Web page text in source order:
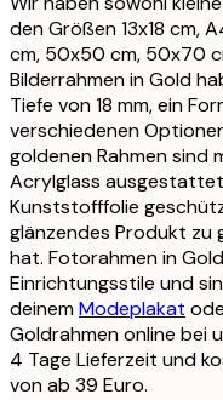
den Größen 13x18 cm,
cm, 50x50 cm, 50x70
Bilderrahmen in Gold
Tiefe von 18 mm, ein
verschiedenen
goldenen Rahmen sind
Acrylglass
Kunststofffolie
glänzendes Produkt zu
hat. Fotorahmen in
Einrichtungsstile und
deinemModeplakat
Goldrahmen online bei
4 Tage Lieferzeit und
von ab 39 Euro.